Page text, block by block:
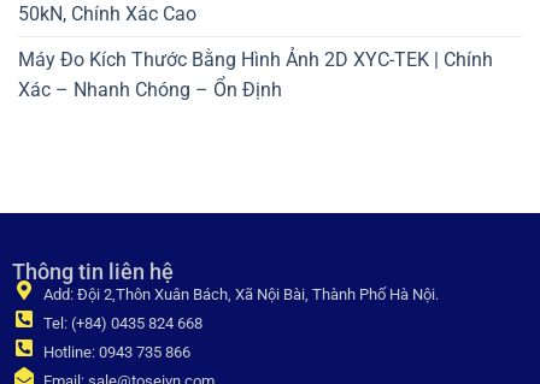
50kN, Chính Xác Cao
Máy Đo Kích Thước Bằng Hình Ảnh 2D XYC-TEK | Chính
Xác – Nhanh Chóng – Ổn Định
Thông tin liên hệ
Add: Đội 2,Thôn Xuân Bách, Xã Nội Bài, Thành Phố Hà Nội.
Tel: (+84) 0435 824 668
Hotline: 0943 735 866